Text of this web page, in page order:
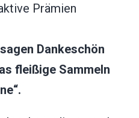
Prämien
Dankeschön
fleißige Sammeln